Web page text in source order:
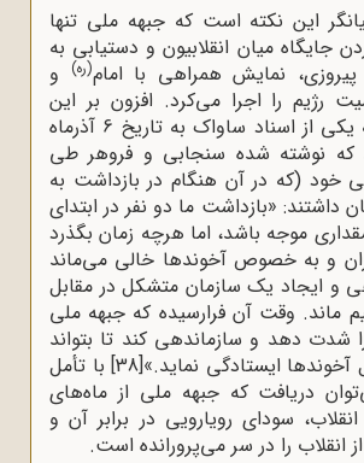
این نکته است که جبهه ملی تنها
جایگاه میان انقلابیون و دستیابی به
نمایش همراهی با امام(ره)
و
رژیم را اجرا می‌کرد. افزون بر این
موارد می‌توان به یکی از اسناد ساواک به تاریخ 6 آذرماه
کرد که نوشته شده سنجابی و فروهر طی
خود (که در آن هنگام در بازداشت به
داشتند: «بازداشت ما دو نفر در ابتدای
موجه باشد، اما هرچه زمان بگذرد
و به خصوص آخوندها خالی می‌ماند
و ایجاد یک سازمان متشکل در مقابل
ماند. وقت آن فرارسیده که جبهه ملی
شدت دهد و سازماندهی کند تا بتواند
آخوندها ایستادگی نماید.»[38]
با تأمل
دریافت که جبهه ملی از ماه‌های
سودای رویارویی در برابر آن و
انقلاب را در سر می‌پرورانده است.